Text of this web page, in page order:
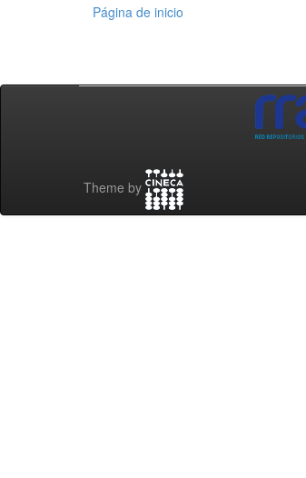
Página de inicio
Theme by